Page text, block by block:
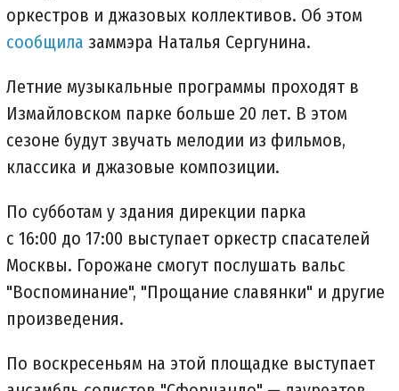
оркестров и джазовых коллективов. Об этом
сообщила заммэра Наталья Сергунина.
Летние музыкальные программы проходят в
Измайловском парке больше 20 лет. В этом
сезоне будут звучать мелодии из фильмов,
классика и джазовые композиции.
По субботам у здания дирекции парка
с 16:00 до 17:00 выступает оркестр спасателей
Москвы. Горожане смогут послушать вальс
"Воспоминание", "Прощание славянки" и другие
произведения.
По воскресеньям на этой площадке выступает